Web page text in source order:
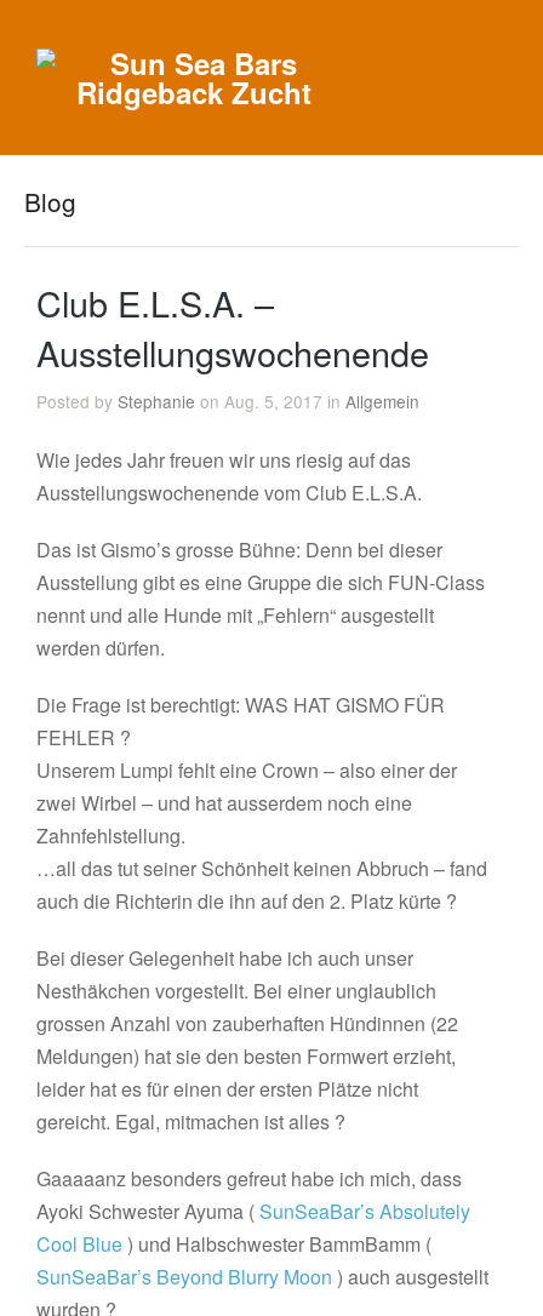
Blog
Club E.L.S.A. –
Ausstellungswochenende
Posted byStephanie on Aug. 5, 2017 inAllgemein
Wie jedes Jahr freuen wir uns riesig auf das
Ausstellungswochenende vom Club E.L.S.A.
Das ist Gismo’s grosse Bühne: Denn bei dieser
Ausstellung gibt es eine Gruppe die sich FUN-Class
nennt und alle Hunde mit „Fehlern“ ausgestellt
werden dürfen.
Die Frage ist berechtigt: WAS HAT GISMO FÜR
FEHLER ?
Unserem Lumpi fehlt eine Crown – also einer der
zwei Wirbel – und hat ausserdem noch eine
Zahnfehlstellung.
…all das tut seiner Schönheit keinen Abbruch – fand
auch die Richterin die ihn auf den 2. Platz kürte ?
Bei dieser Gelegenheit habe ich auch unser
Nesthäkchen vorgestellt. Bei einer unglaublich
grossen Anzahl von zauberhaften Hündinnen (22
Meldungen) hat sie den besten Formwert erzieht,
leider hat es für einen der ersten Plätze nicht
gereicht. Egal, mitmachen ist alles ?
Gaaaaanz besonders gefreut habe ich mich, dass
Ayoki Schwester Ayuma ( SunSeaBar’s Absolutely
Cool Blue) und Halbschwester BammBamm (
SunSeaBar’s Beyond Blurry Moon ) auch ausgestellt
wurden ?